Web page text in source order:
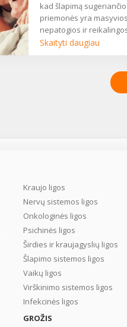
kad šlapimą
priemonės yra
nepatogios ir
mažai judantiems
nelaikymas pasireiškia
gyvenimas nesustojo,
juolab kad yra specialių
šiuolaikiškų higienos
priemonių, padedančių
išlikti aktyviems, jaustis
patogiai ir užtikrintai. ...
Skaityti daugiau
Kraujo ligos
Nervų sistemos ligos
Onkologinės ligos
Psichinės ligos
Širdies ir kraujagyslių ligos
Šlapimo sistemos ligos
Vaikų ligos
Virškinimo sistemos ligos
Infekcinės ligos
GROŽIS